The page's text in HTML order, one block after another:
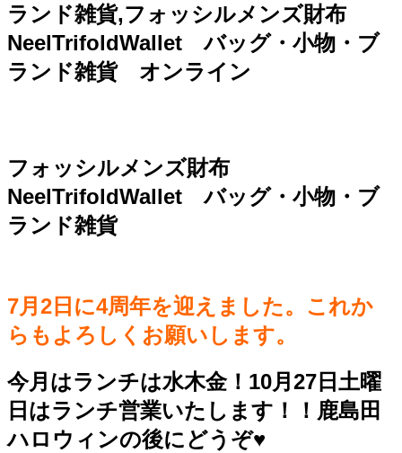
ランド雑貨,フォッシルメンズ財布
NeelTrifoldWallet バッグ・小物・ブ
ランド雑貨 オンライン
フォッシルメンズ財布
NeelTrifoldWallet バッグ・小物・ブ
ランド雑貨
7月2日に4周年を迎えました。これか
らもよろしくお願いします。
今月はランチは水木金！10月27日土曜
日はランチ営業いたします！！鹿島田
ハロウィンの後にどうぞ♥️